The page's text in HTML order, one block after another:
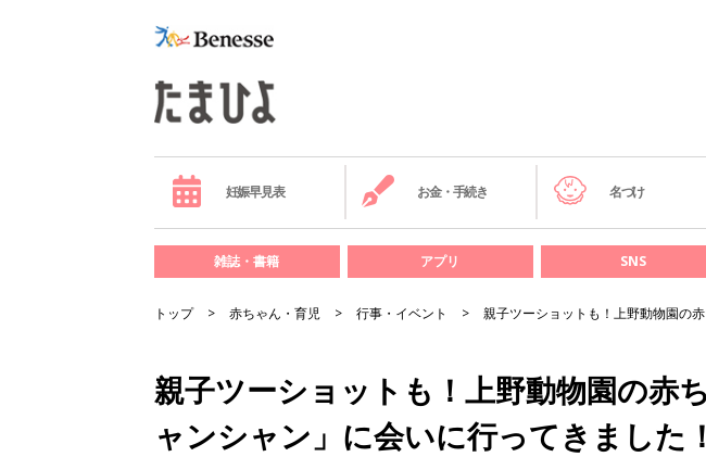
妊娠早見表 お金・手続き 名づけ
雑誌・書籍 アプリ SNS
トップ 赤ちゃん・育児 行事・イベント 親子ツーショットも！上野動物園の
親子ツーショットも！上野動物園の赤
ャンシャン」に会いに行ってきました！